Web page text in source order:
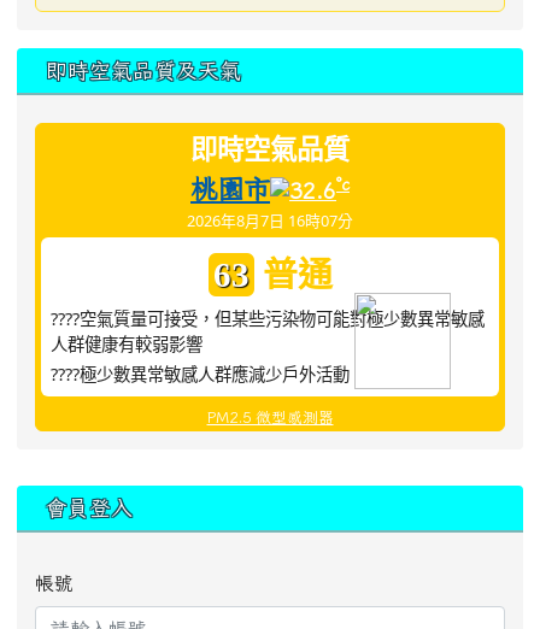
即時空氣品質及天氣
即時空氣品質
桃園市 32.6°c
2026年8月7日 16時07分
63 普通
????空氣質量可接受，但某些污染物可能對極少數異常敏感
人群健康有較弱影響
????極少數異常敏感人群應減少戶外活動
PM2.5 微型感測器
會員登入
帳號